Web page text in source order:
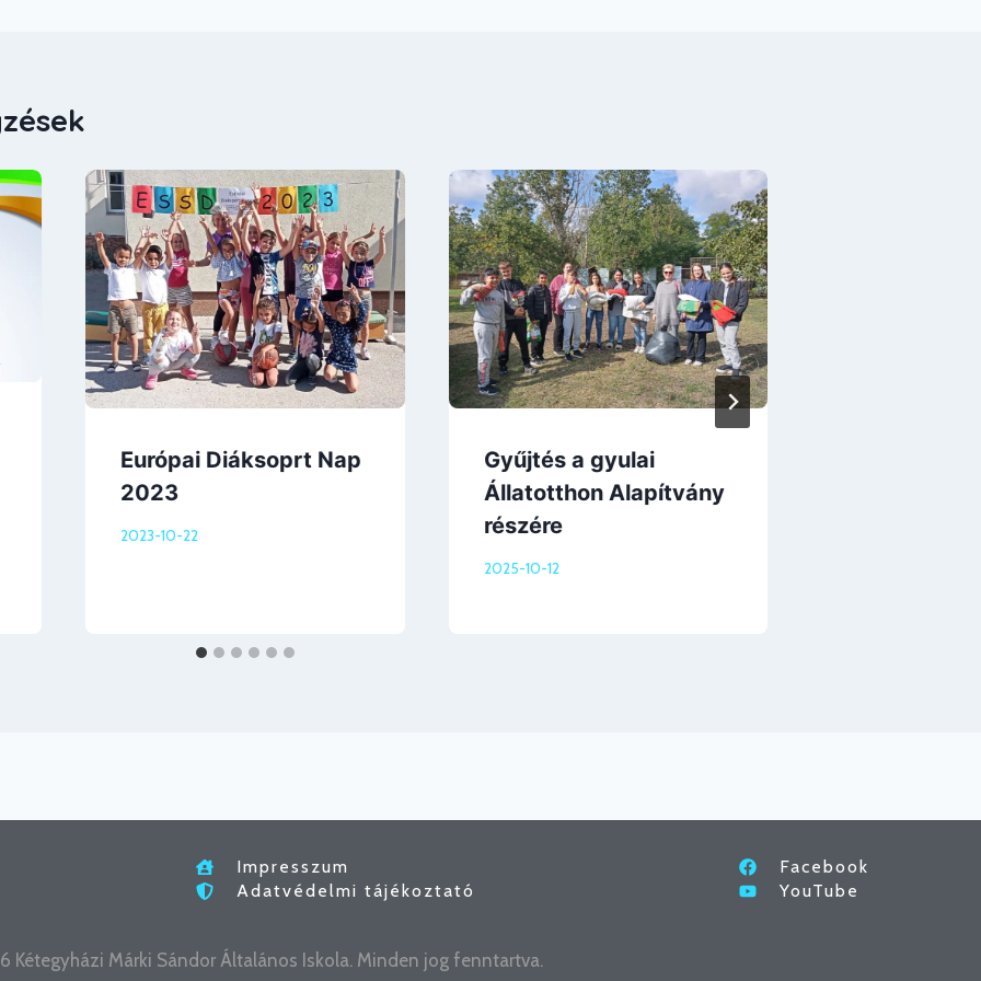
Európai Diáksoprt Nap
2023
2023-10-22
Gyűjtés a gyulai
Állatotthon Alapítvány
részére
2025-10-12
Impresszum
Adatvédelmi tájékoztató
Facebook
YouTube
Kétegyházi Márki Sándor Általános Iskola. Minden jog fenntartva.